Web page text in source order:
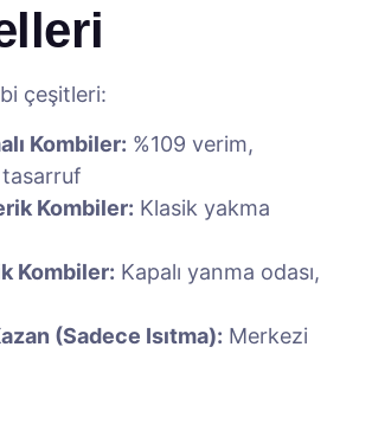
çeşitleri:
Kombiler: %109 verim,
Kombiler: Klasik yakma
Kombiler: Kapalı yanma odası,
(Sadece Isıtma): Merkezi